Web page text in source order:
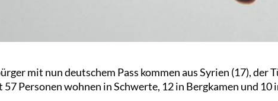
mit nun deutschem Pass kommen aus Syrien (17), der
57 Personen wohnen in Schwerte, 12 in Bergkamen und 10